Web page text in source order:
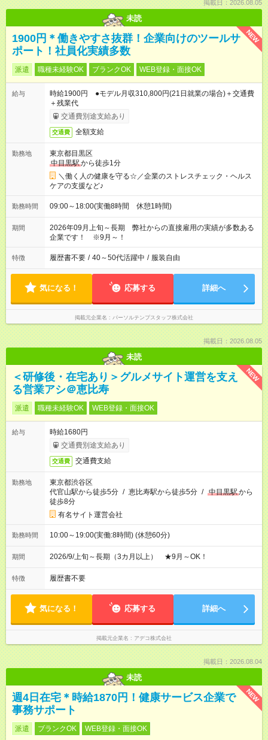
掲載日：2026.08.05
未読
NEW
1900円＊働きやすさ抜群！企業向けのツールサ
ポート！社員化実績多数
派遣 職種未経験OK ブランクOK WEB登録・面接OK
給与
時給1900円 ●モデル月収310,800円(21日就業の場合)＋交通費
＋残業代
交通費別途支給あり
交通費 全額支給
勤務地
東京都目黒区
中目黒駅から徒歩1分
＼働く人の健康を守る☆／企業のストレスチェック・ヘルス
ケアの支援など♪
勤務時間 09:00～18:00(実働8時間 休憩1時間)
期間
2026年09月上旬～長期 弊社からの直接雇用の実績が多数ある
企業です！ ※9月～！
特徴 履歴書不要 / 40～50代活躍中 / 服装自由
気になる！ 応募する 詳細へ
掲載元企業名 パーソルテンプスタッフ株式会社
掲載日：2026.08.05
未読
NEW
＜研修後・在宅あり＞グルメサイト運営を支え
る営業アシ＠恵比寿
派遣 職種未経験OK WEB登録・面接OK
給与
時給1680円
交通費別途支給あり
交通費 交通費支給
勤務地
東京都渋谷区
代官山駅から徒歩5分 / 恵比寿駅から徒歩5分 / 中目黒駅から
徒歩8分
有名サイト運営会社
勤務時間 10:00～19:00(実働:8時間) (休憩60分)
期間 2026/9/上旬～長期（3カ月以上） ★9月～OK！
特徴 履歴書不要
気になる！ 応募する 詳細へ
掲載元企業名 アデコ株式会社
掲載日：2026.08.04
未読
NEW
週4日在宅＊時給1870円！健康サービス企業で
事務サポート
派遣 ブランクOK WEB登録・面接OK